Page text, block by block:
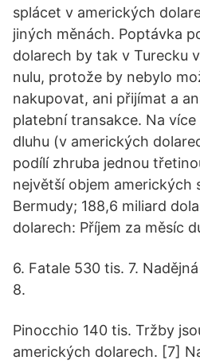
splácet v amerických
jiných měnách. Poptávka
dolarech by tak v Turecku
nulu, protože by nebylo
nakupovat, ani přijímat a
platební transakce. Na
dluhu (v amerických
podílí zhruba jednou
největší objem amerických
Bermudy; 188,6 miliard
dolarech: Příjem za měsíc
6. Fatale 530 tis. 7.
8.
Pinocchio 140 tis. Tržby
amerických dolarech. [7]